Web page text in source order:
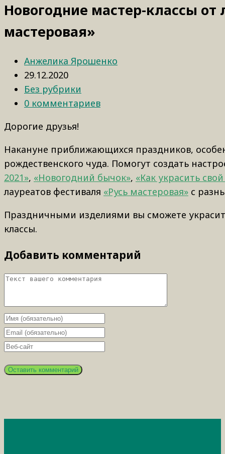
Новогодние мастер-классы от
мастеровая»
Анжелика Ярошенко
29.12.2020
Без рубрики
0 комментариев
Дорогие друзья!
Накануне приближающихся праздников,
рождественского чуда. Помогут создать
2021», «Новогодний бычок», «Как украсить
лауреатов фестиваля «Русь мастеровая» с
Праздничными изделиями вы сможете
классы.
Добавить комментарий